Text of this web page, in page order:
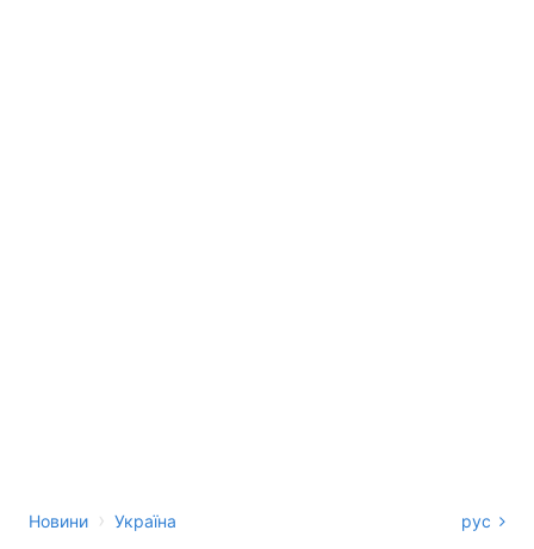
Новини › Україна рус